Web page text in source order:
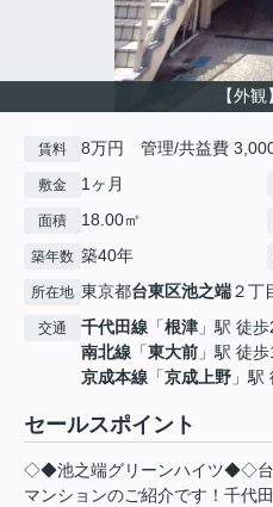
【外
賃料 8万円 管理/共益費
敷金 1ヶ月
面積 18.00㎡
築年数 築40年
所在地 東京都台東区池之端２丁
交通 千代田線 「根津 」駅 徒
南北線 「東大前 」駅 徒
京成本線 「京成上野 」駅
セールスポイント
◇◆池之端グリーンハイツ◆◇台
マンションのご紹介です！千代